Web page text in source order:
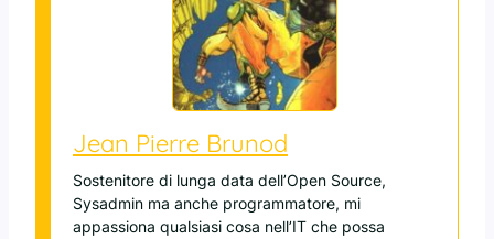
Jean Pierre Brunod
Sostenitore di lunga data dell’Open Source,
Sysadmin ma anche programmatore, mi
appassiona qualsiasi cosa nell’IT che possa